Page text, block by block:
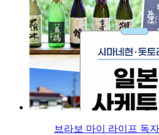
브라보 마이 라이프 독